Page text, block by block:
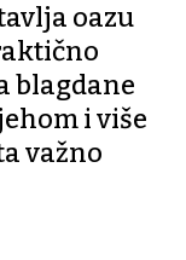
oazu
blagdane
i više
važno